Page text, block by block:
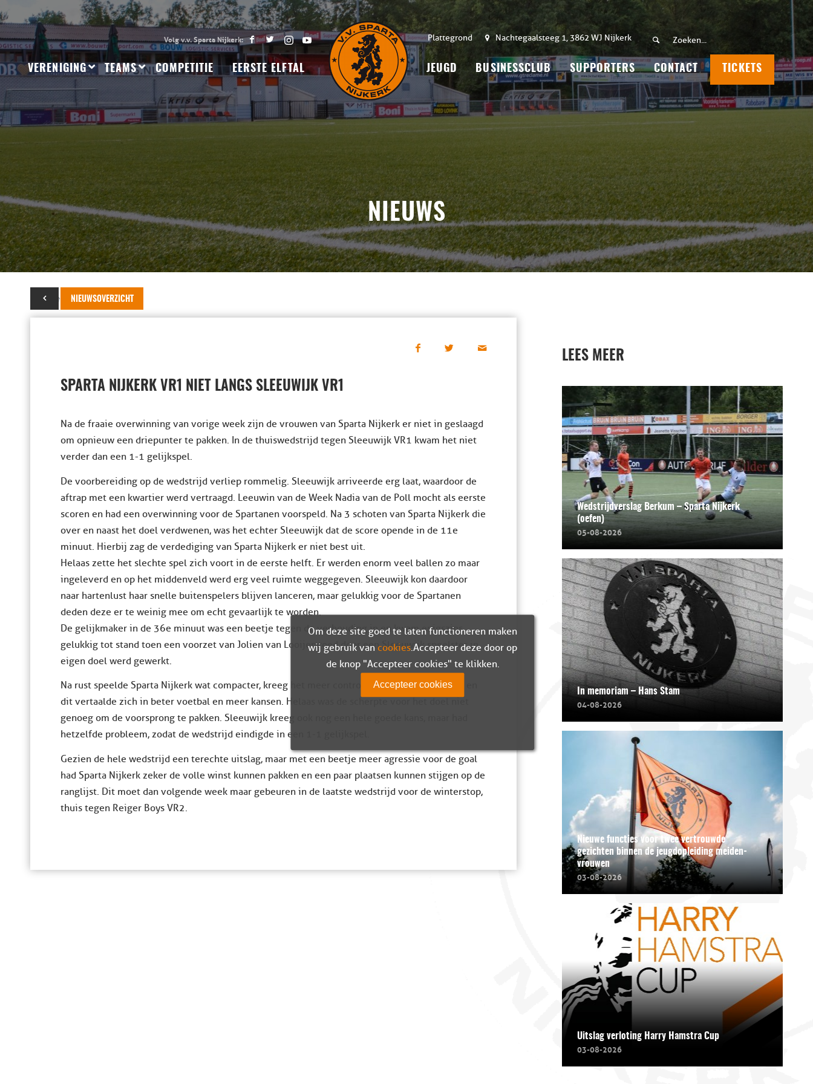
Plattegrond Nachtegaalsteeg 1, 3862 WJ Nijkerk
VERENIGING TEAMS COMPETITIE EERSTE ELFTAL JEUGD BUSINESSCLUB SUPPORTERS CONTACT TICKETS
NIEUWS
NIEUWSOVERZICHT
07 december 2019
SPARTA NIJKERK VR1 NIET LANGS SLEEUWIJK VR1
Na de fraaie overwinning van vorige week zijn de vrouwen van Sparta Nijkerk er niet in geslaagd
om opnieuw een driepunter te pakken. In de thuiswedstrijd tegen Sleeuwijk VR1 kwam het niet
verder dan een 1-1 gelijkspel.
De voorbereiding op de wedstrijd verliep rommelig. Sleeuwijk arriveerde erg laat, waardoor de
aftrap met een kwartier werd vertraagd. Leeuwin van de Week Nadia van de Poll mocht als eerste
scoren en had een overwinning voor de Spartanen voorspeld. Na 3 schoten van Sparta Nijkerk die
over en naast het doel verdwenen, was het echter Sleeuwijk dat de score opende in de 11e
minuut. Hierbij zag de verdediging van Sparta Nijkerk er niet best uit.
Helaas zette het slechte spel zich voort in de eerste helft. Er werden enorm veel ballen zo maar
ingeleverd en op het middenveld werd erg veel ruimte weggegeven. Sleeuwijk kon daardoor
naar hartenlust haar snelle buitenspelers blijven lanceren, maar gelukkig voor de Spartanen
deden deze er te weinig mee om echt gevaarlijk te worden.
De gelijkmaker in de 36e minuut was een beetje tegen de verhouding in en kwam enigszins
gelukkig tot stand toen een voorzet van Jolien van Looijengoed door een Sleeuwijk speelster in
eigen doel werd gewerkt.
Na rust speelde Sparta Nijkerk wat compacter, kreeg het meer controle over het middenveld en
dit vertaalde zich in beter voetbal en meer kansen. Helaas was de scherpte voor het doel niet
genoeg om de voorsprong te pakken. Sleeuwijk kreeg ook nog een hele goede kans, maar had
hetzelfde probleem, zodat de wedstrijd eindigde in een 1-1 gelijkspel.
Gezien de hele wedstrijd een terechte uitslag, maar met een beetje meer agressie voor de goal
had Sparta Nijkerk zeker de volle winst kunnen pakken en een paar plaatsen kunnen stijgen op de
ranglijst. Dit moet dan volgende week maar gebeuren in de laatste wedstrijd voor de winterstop,
thuis tegen Reiger Boys VR2.
LEES MEER
Wedstrijdverslag Berkum – Sparta Nijkerk
(oefen)
05-08-2026
In memoriam – Hans Stam
04-08-2026
Nieuwe functies voor twee vertrouwde
gezichten binnen de jeugdopleiding meiden-
vrouwen
03-08-2026
Uitslag verloting Harry Hamstra Cup
03-08-2026
Om deze site goed te laten functioneren maken
wij gebruik van cookies. Accepteer deze door op
de knop "Accepteer cookies" te klikken.
Accepteer cookies